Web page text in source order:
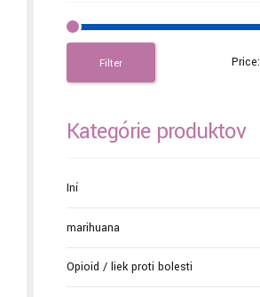
Filter Price:
Kategórie produktov
Iní
marihuana
Opioid / liek proti bolesti